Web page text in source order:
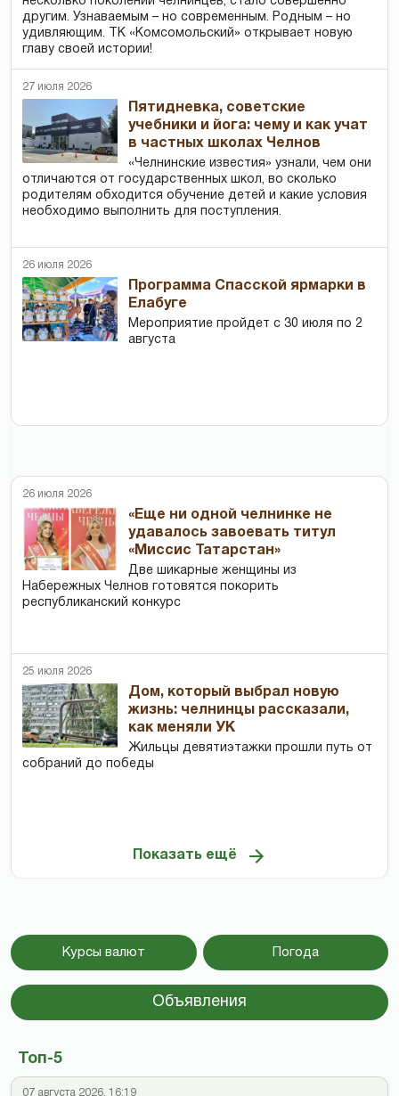
другим. Узнаваемым – но современным. Родным – но
удивляющим. ТК «Комсомольский» открывает новую
главу своей истории!
27 июля 2026
Пятидневка, советские
учебники и йога: чему и как учат
в частных школах Челнов
«Челнинские известия» узнали, чем они
отличаются от государственных школ, во сколько
родителям обходится обучение детей и какие условия
необходимо выполнить для поступления.
26 июля 2026
Программа Спасской ярмарки в
Елабуге
Мероприятие пройдет с 30 июля по 2
августа
26 июля 2026
«Еще ни одной челнинке не
удавалось завоевать титул
«Миссис Татарстан»
Две шикарные женщины из
Набережных Челнов готовятся покорить
республиканский конкурс
25 июля 2026
Дом, который выбрал новую
жизнь: челнинцы рассказали,
как меняли УК
Жильцы девятиэтажки прошли путь от
собраний до победы
Показать ещё
Курсы валют Погода
Объявления
Топ-5
07 августа 2026, 16:19